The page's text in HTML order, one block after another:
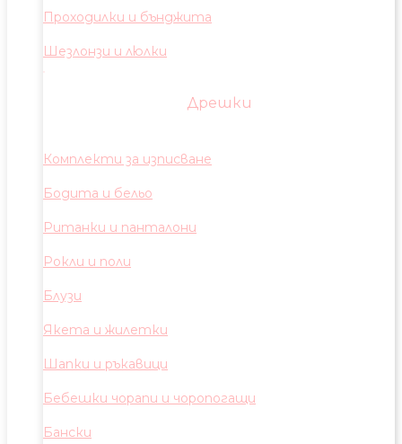
Проходилки и бънджита
Шезлонзи и люлки
Дрешки
Комплекти за изписване
Бодита и бельо
Ританки и панталони
Рокли и поли
Блузи
Якета и жилетки
Шапки и ръкавици
Бебешки чорапи и чоропогащи
Бански